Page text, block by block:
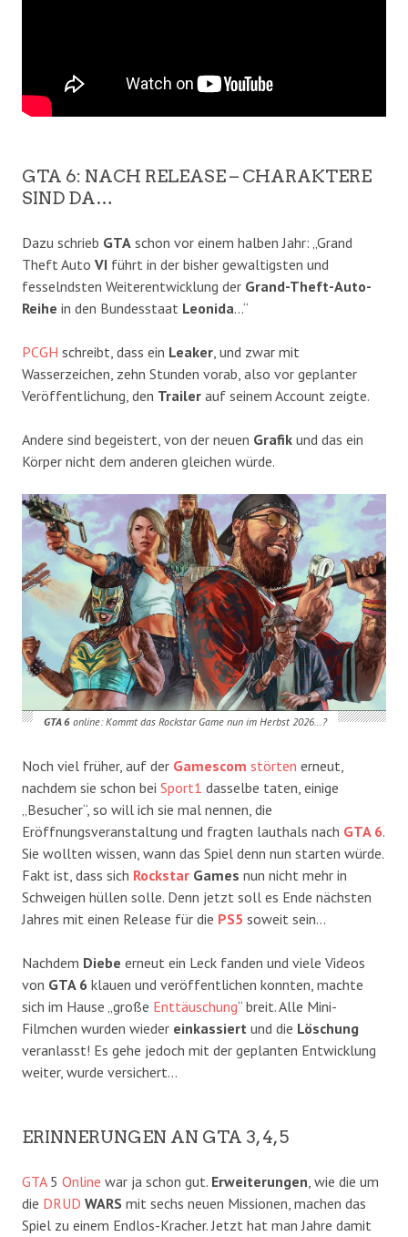
GTA 6: NACH RELEASE – CHARAKTERE
SIND DA…
Dazu schrieb GTA schon vor einem halben Jahr: „Grand
Theft Auto VI führt in der bisher gewaltigsten und
fesselndsten Weiterentwicklung der Grand-Theft-Auto-
Reihe in den Bundesstaat Leonida…“
PCGH schreibt, dass ein Leaker, und zwar mit
Wasserzeichen, zehn Stunden vorab, also vor geplanter
Veröffentlichung, den Trailer auf seinem Account zeigte.
Andere sind begeistert, von der neuen Grafik und das ein
Körper nicht dem anderen gleichen würde.
GTA 6online: Kommt das Rockstar Game nun im Herbst 2026…?
Noch viel früher, auf der Gamescom störten erneut,
nachdem sie schon bei Sport1 dasselbe taten, einige
„Besucher“, so will ich sie mal nennen, die
Eröffnungsveranstaltung und fragten lauthals nach GTA 6.
Sie wollten wissen, wann das Spiel denn nun starten würde.
Fakt ist, dass sich Rockstar Games nun nicht mehr in
Schweigen hüllen solle. Denn jetzt soll es Ende nächsten
Jahres mit einen Release für die PS5 soweit sein…
Nachdem Diebe erneut ein Leck fanden und viele Videos
von GTA 6 klauen und veröffentlichen konnten, machte
sich im Hause „große Enttäuschung“ breit. Alle Mini-
Filmchen wurden wieder einkassiert und die Löschung
veranlasst! Es gehe jedoch mit der geplanten Entwicklung
weiter, wurde versichert…
ERINNERUNGEN AN GTA 3, 4, 5
GTA5 Online war ja schon gut. Erweiterungen, wie die um
die DRUD WARS mit sechs neuen Missionen, machen das
Spiel zu einem Endlos-Kracher. Jetzt hat man Jahre damit